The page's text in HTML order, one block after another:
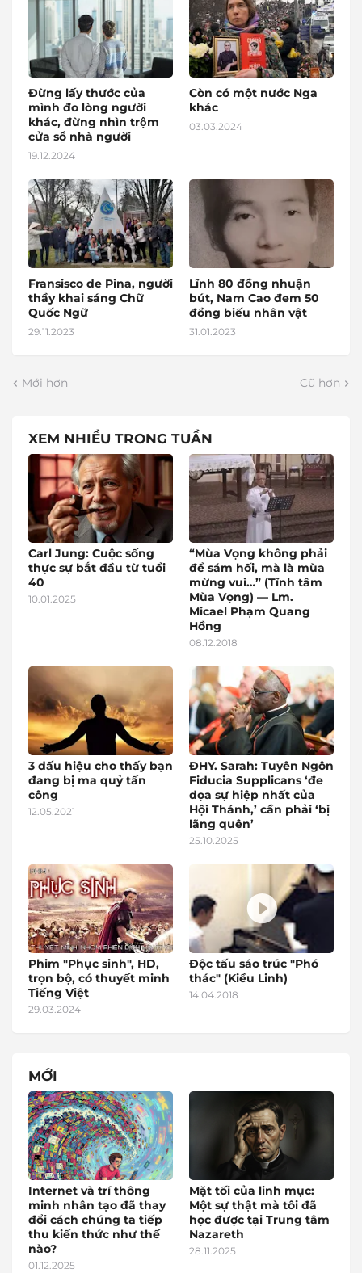
Đừng lấy thước của
mình đo lòng người
khác, đừng nhìn trộm
cửa sổ nhà người
19.12.2024
Còn có một nước Nga
khác
03.03.2024
Fransisco de Pina, người
thầy khai sáng Chữ
Quốc Ngữ
29.11.2023
Lĩnh 80 đồng nhuận
bút, Nam Cao đem 50
đồng biếu nhân vật
31.01.2023
Mới hơn Cũ hơn
XEM NHIỀU TRONG TUẦN
Carl Jung: Cuộc sống
thực sự bắt đầu từ tuổi
40
10.01.2025
“Mùa Vọng không phải
để sám hối, mà là mùa
mừng vui…” (Tĩnh tâm
Mùa Vọng) — Lm.
Micael Phạm Quang
Hồng
08.12.2018
3 dấu hiệu cho thấy bạn
đang bị ma quỷ tấn
công
12.05.2021
ĐHY. Sarah: Tuyên Ngôn
Fiducia Supplicans ‘đe
dọa sự hiệp nhất của
Hội Thánh,’ cần phải ‘bị
lãng quên’
25.10.2025
Phim "Phục sinh", HD,
trọn bộ, có thuyết minh
Tiếng Việt
29.03.2024
Độc tấu sáo trúc "Phó
thác" (Kiều Linh)
14.04.2018
MỚI
Internet và trí thông
minh nhân tạo đã thay
đổi cách chúng ta tiếp
thu kiến thức như thế
nào?
01.12.2025
Mặt tối của linh mục:
Một sự thật mà tôi đã
học được tại Trung tâm
Nazareth
28.11.2025